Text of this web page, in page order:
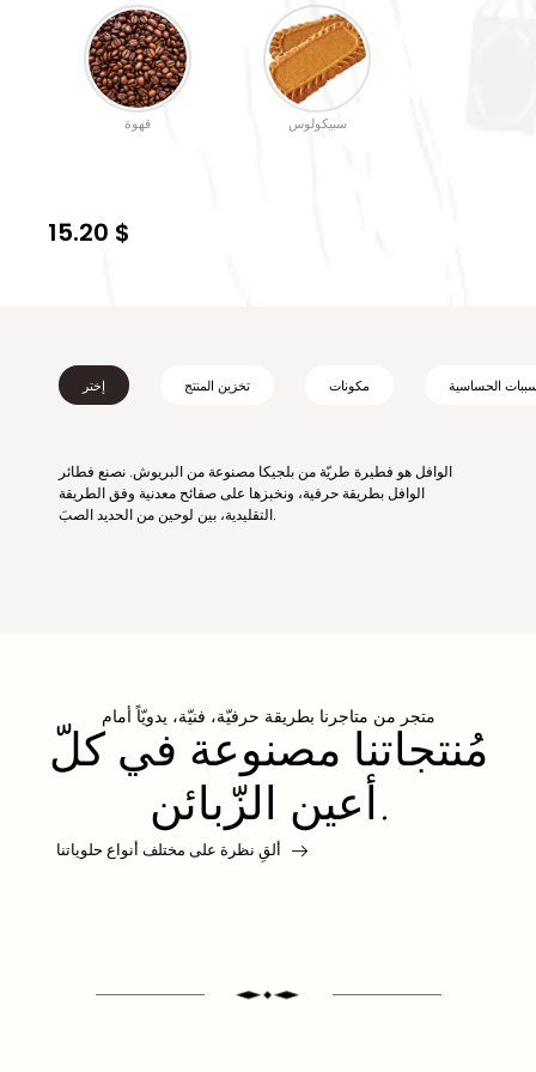
قهوة سبيكولوس
15.20 $
إختر تخزين المنتج مكونات الحساسية
الوافل هو فطيرة طريّة من بلجيكا مصنوعة من البريوش. نصنع فطائر
الوافل بطريقة حرفية، ونخبزها على صفائح معدنية وفق الطريقة
التقليدية، بين لوحين من الحديد الصبَ.
متجر من متاجرنا بطريقة حرفيّة، فنيّة، يدويّاً أمام
مُنتجاتنا مصنوعة في كلّ
أعين الزّبائن.
ألقِ نظرة على مختلف أنواع حلوياتنا